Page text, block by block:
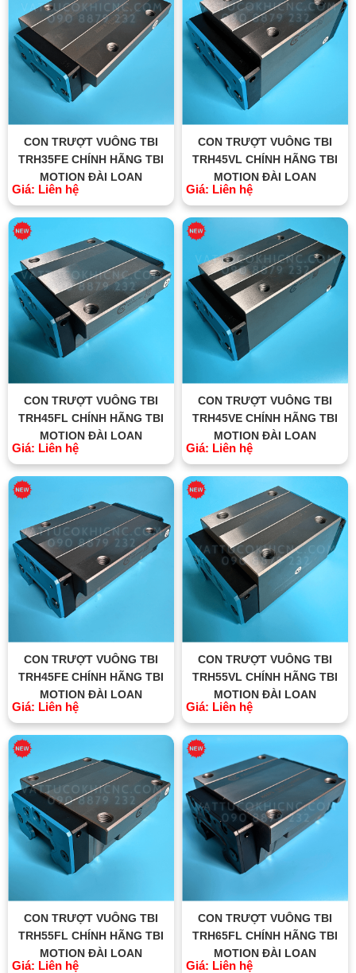
CON TRƯỢT VUÔNG TBI
TRH35FE CHÍNH HÃNG TBI
MOTION ĐÀI LOAN
Giá: Liên hệ
CON TRƯỢT VUÔNG TBI
TRH45VL CHÍNH HÃNG TBI
MOTION ĐÀI LOAN
Giá: Liên hệ
CON TRƯỢT VUÔNG TBI
TRH45FL CHÍNH HÃNG TBI
MOTION ĐÀI LOAN
Giá: Liên hệ
CON TRƯỢT VUÔNG TBI
TRH45VE CHÍNH HÃNG TBI
MOTION ĐÀI LOAN
Giá: Liên hệ
CON TRƯỢT VUÔNG TBI
TRH45FE CHÍNH HÃNG TBI
MOTION ĐÀI LOAN
Giá: Liên hệ
CON TRƯỢT VUÔNG TBI
TRH55VL CHÍNH HÃNG TBI
MOTION ĐÀI LOAN
Giá: Liên hệ
CON TRƯỢT VUÔNG TBI
TRH55FL CHÍNH HÃNG TBI
MOTION ĐÀI LOAN
Giá: Liên hệ
CON TRƯỢT VUÔNG TBI
TRH65FL CHÍNH HÃNG TBI
MOTION ĐÀI LOAN
Giá: Liên hệ